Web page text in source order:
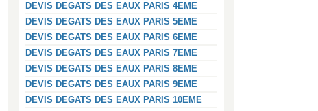
DEVIS DEGATS DES EAUX PARIS 4EME
DEVIS DEGATS DES EAUX PARIS 5EME
DEVIS DEGATS DES EAUX PARIS 6EME
DEVIS DEGATS DES EAUX PARIS 7EME
DEVIS DEGATS DES EAUX PARIS 8EME
DEVIS DEGATS DES EAUX PARIS 9EME
DEVIS DEGATS DES EAUX PARIS 10EME